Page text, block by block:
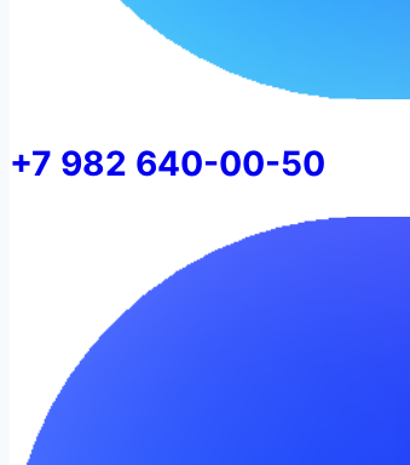
+7 982 640-00-50